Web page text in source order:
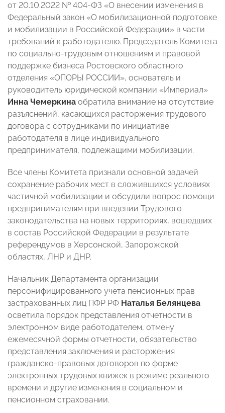
от 20.10.2022 № 404-ФЗ «О внесении изменения в
Федеральный закон «О мобилизационной подготовке
и мобилизации в Российской Федерации» в части
требований к работодателю. Председатель Комитета
по социально-трудовым отношениям и правовой
поддержке бизнеса Ростовского областного
отделения «ОПОРЫ РОССИИ», основатель и
руководитель юридической компании «Империал»
Инна Чемеркина обратила внимание на отсутствие
разъяснений, касающихся расторжения трудового
договора с сотрудниками по инициативе
работодателя в лице индивидуального
предпринимателя, подлежащими мобилизации.
Все члены Комитета признали основной задачей
сохранение рабочих мест в сложившихся условиях
частичной мобилизации и обсудили вопрос помощи
предпринимателям при введении Трудового
законодательства на новых территориях, вошедших
в состав Российской Федерации в результате
референдумов в Херсонской, Запорожской
областях, ЛНР и ДНР.
Начальник Департамента организации
персонифицированного учета пенсионных прав
застрахованных лиц ПФР РФ Наталья Белянцева
осветила порядок представления отчетности в
электронном виде работодателем, отмену
ежемесячной формы отчетности, обязательство
представления заключения и расторжения
гражданско-правовых договоров по форме
электронных трудовых книжек в режиме реального
времени и другие изменения в социальном и
пенсионном страховании.